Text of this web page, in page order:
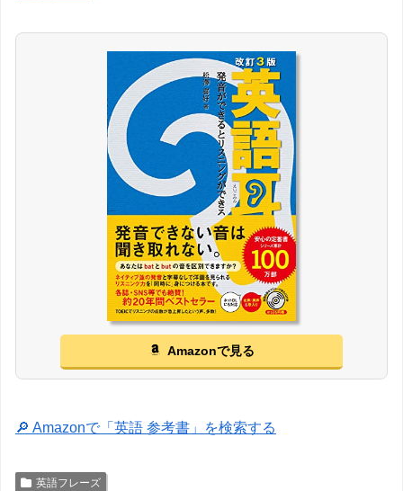
Amazonで見る
🔎 Amazonで「英語 参考書」を検索する
英語フレーズ